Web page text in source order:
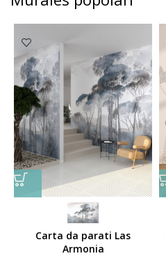
Carta da parati Las
Armonia